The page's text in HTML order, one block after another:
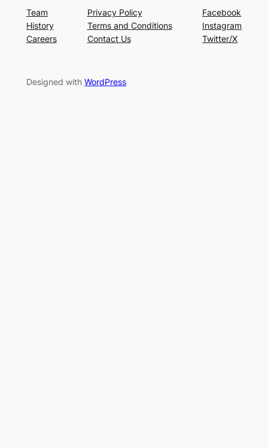
Team
History
Careers
Privacy Policy
Terms and Conditions
Contact Us
Facebook
Instagram
Twitter/X
Designed with WordPress